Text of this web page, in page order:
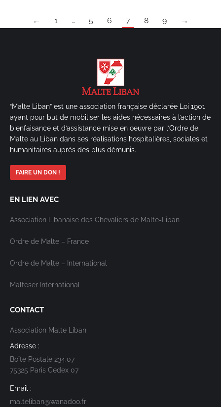
← 1 … 5 6 7 8 9 →
“Malte Liban” est une association française déclarée Loi 1901
ayant pour but de mobiliser les aides nécessaires à l’action de
bienfaisance et d’assistance mise en oeuvre par l’Ordre de
Malte au Liban dans ses réalisations hospitalières, sociales et
humanitaires auprès des plus démunis.
FAIRE UN DON !
EN LIEN AVEC
Association Libanaise des Chevaliers de Malte-Liban
Ordre de Malte – France
Ordre de Malte – International
Malteser International
CONTACT
Association Malte Liban
Adresse :
Boîte Postale 234.07
75325 Paris Cedex 07
Email :
malteliban@wanadoo.fr